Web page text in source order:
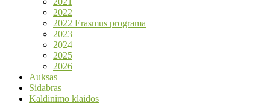
2022
2022 Erasmus programa
2023
2024
2025
2026
Auksas
Sidabras
Kaldinimo klaidos